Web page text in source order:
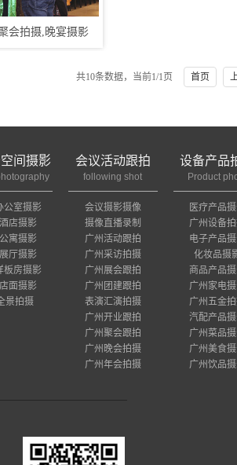
会拍摄,晚宴摄影
共10条数据，当前1/1页 首页
间摄影
公室摄影
店摄影
寓摄影
厅摄影
板房摄影
面摄影
景拍摄
会议活动跟拍
following shot
会议摄影摄像
摄像直播录制
广州活动跟拍
广州采访拍摄
广州展会跟拍
广州团建跟拍
表演汇演拍摄
广州开业跟拍
广州聚会跟拍
广州晚会拍摄
广州年会拍摄
设备产品
Product
医疗产品
广州设备
电子产品
化妆品摄
商品产品
广州家电
广州五金
汽配产品
广州菜品
广州美食
广州饮品